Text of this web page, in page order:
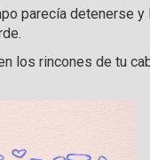
parecía detenerse y
los rincones de tu